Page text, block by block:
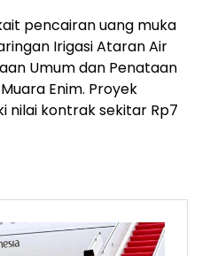
pencairan uang muka
Irigasi Ataran Air
Umum dan Penataan
Enim. Proyek
nilai kontrak sekitar Rp7